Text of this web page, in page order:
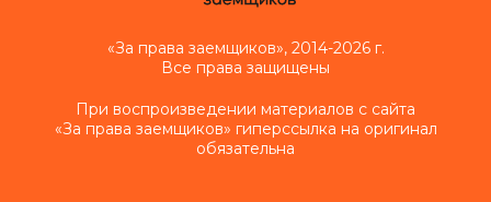
«За права заемщиков», 2014-2026 г.
Все права защищены
При воспроизведении материалов с сайта
«За права заемщиков» гиперссылка на оригинал
обязательна